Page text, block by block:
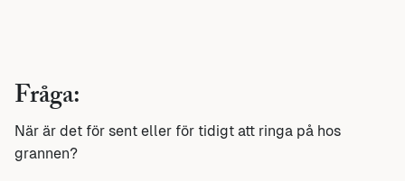
Fråga:
När är det för sent eller för tidigt att ringa på hos
grannen?